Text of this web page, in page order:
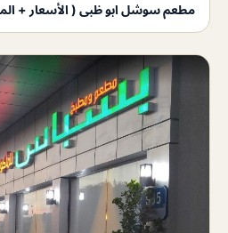
مطعم سوشل ابو ظبى ( الأسعار +